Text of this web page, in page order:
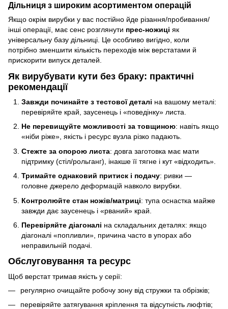
Дільниця з широким асортиментом операцій
Якщо окрім вирубки у вас постійно йде різання/пробивання/
інші операції, має сенс розглянути прес-ножиці як
універсальну базу дільниці. Це особливо вигідно, коли
потрібно зменшити кількість переходів між верстатами й
прискорити випуск деталей.
Як вирубувати кути без браку: практичні
рекомендації
Завжди починайте з тестової деталі на вашому металі:
перевіряйте край, заусенець і «поведінку» листа.
Не перевищуйте можливості за товщиною: навіть якщо
«ніби ріже», якість і ресурс вузла різко падають.
Стежте за опорою листа: довга заготовка має мати
підтримку (стіл/рольганг), інакше її тягне і кут «відходить».
Тримайте однаковий притиск і подачу: ривки —
головне джерело деформацій навколо вирубки.
Контролюйте стан ножів/матриці: тупа оснастка майже
завжди дає заусенець і «рваний» край.
Перевіряйте діагоналі на складальних деталях: якщо
діагоналі «попливли», причина часто в упорах або
неправильній подачі.
Обслуговування та ресурс
Щоб верстат тримав якість у серії:
регулярно очищайте робочу зону від стружки та обрізків;
перевіряйте затягування кріплення та відсутність люфтів;